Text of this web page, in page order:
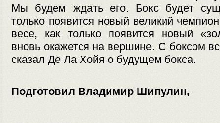
Мы будем ждать его. Бокс будет
только появится новый великий
весе, как только появится новый
вновь окажется на вершине. С боксом
сказал Де Ла Хойя о будущем бокса.
Подготовил Владимир Шипулин,